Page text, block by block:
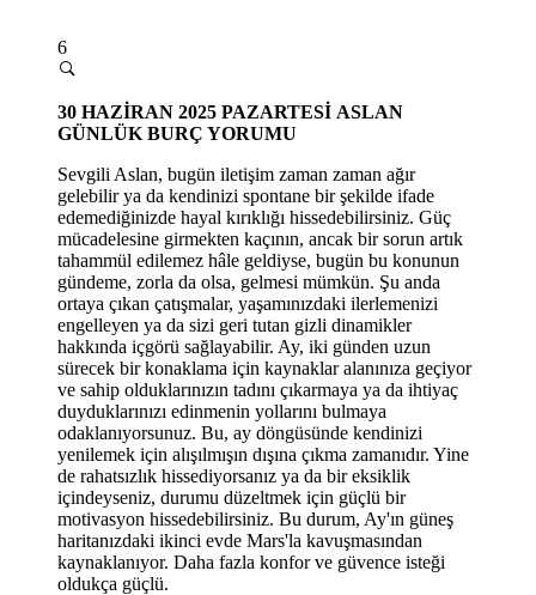
6
30 HAZİRAN 2025 PAZARTESİ ASLAN
GÜNLÜK BURÇ YORUMU
Sevgili Aslan, bugün iletişim zaman zaman ağır
gelebilir ya da kendinizi spontane bir şekilde ifade
edemediğinizde hayal kırıklığı hissedebilirsiniz. Güç
mücadelesine girmekten kaçının, ancak bir sorun artık
tahammül edilemez hâle geldiyse, bugün bu konunun
gündeme, zorla da olsa, gelmesi mümkün. Şu anda
ortaya çıkan çatışmalar, yaşamınızdaki ilerlemenizi
engelleyen ya da sizi geri tutan gizli dinamikler
hakkında içgörü sağlayabilir. Ay, iki günden uzun
sürecek bir konaklama için kaynaklar alanınıza geçiyor
ve sahip olduklarınızın tadını çıkarmaya ya da ihtiyaç
duyduklarınızı edinmenin yollarını bulmaya
odaklanıyorsunuz. Bu, ay döngüsünde kendinizi
yenilemek için alışılmışın dışına çıkma zamanıdır. Yine
de rahatsızlık hissediyorsanız ya da bir eksiklik
içindeyseniz, durumu düzeltmek için güçlü bir
motivasyon hissedebilirsiniz. Bu durum, Ay'ın güneş
haritanızdaki ikinci evde Mars'la kavuşmasından
kaynaklanıyor. Daha fazla konfor ve güvence isteği
oldukça güçlü.